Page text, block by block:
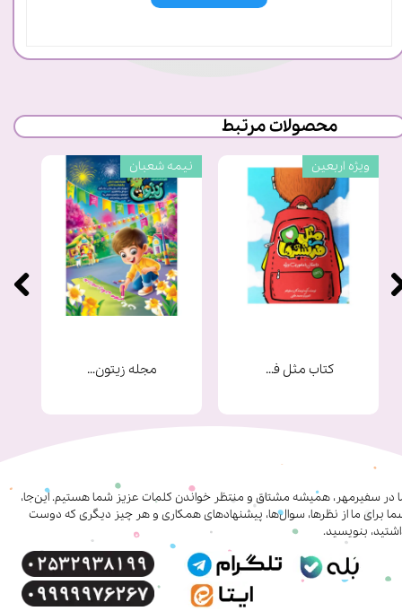
محصولات مرتبط
مجله زیتون شماره 9
نیمه شعبان
کتاب مثل فرشته ها
ویژه اربعین
در سفیرمهر، همیشه مشتاق و منتظر خواندن کلمات عزیز شما هستیم. این‌جا،
برای ما از نظرها، سوال‌ها، پیشنهادهای همکاری‌ و هر چیز دیگری که دوست
بنویسید.